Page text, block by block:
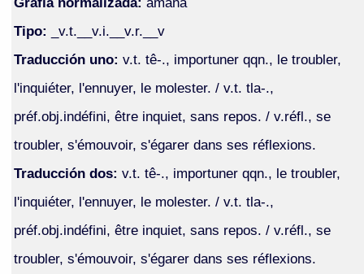
Tipo: _v.t.__v.i.__v.r.__v
Traducción uno: v.t. tê-., importuner qqn., le troubler,
l'inquiéter, l'ennuyer, le molester. / v.t. tla-.,
préf.obj.indéfini, être inquiet, sans repos. / v.réfl., se
troubler, s'émouvoir, s'égarer dans ses réflexions.
Traducción dos: v.t. tê-., importuner qqn., le troubler,
l'inquiéter, l'ennuyer, le molester. / v.t. tla-.,
préf.obj.indéfini, être inquiet, sans repos. / v.réfl., se
troubler, s'émouvoir, s'égarer dans ses réflexions.